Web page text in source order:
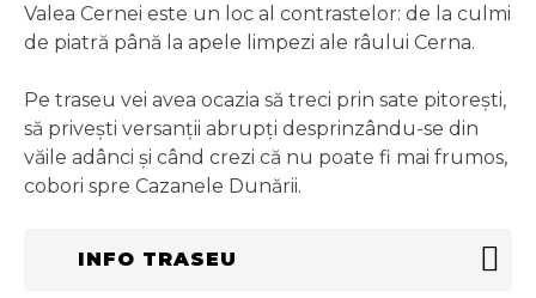
Valea Cernei este un loc al contrastelor: de la culmi
de piatră până la apele limpezi ale râului Cerna.
Pe traseu vei avea ocazia să treci prin sate pitorești,
să privești versanții abrupți desprinzându-se din
văile adânci și când crezi că nu poate fi mai frumos,
cobori spre Cazanele Dunării.
INFO TRASEU